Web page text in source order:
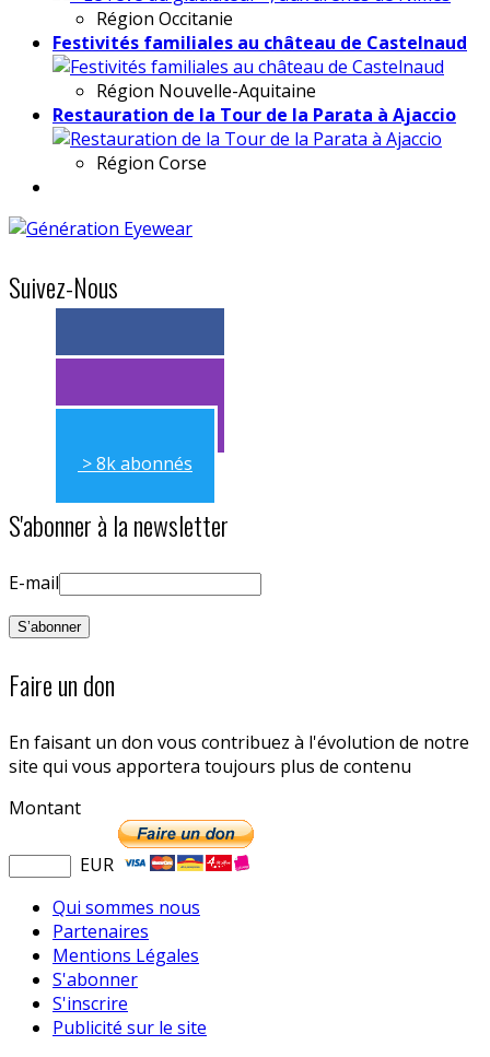
Région Occitanie
Festivités familiales au château de Castelnaud
Région Nouvelle-Aquitaine
Restauration de la Tour de la Parata à Ajaccio
Région Corse
Suivez-Nous
> 11k abonnés
> 11k abonnés
> 8k abonnés
S'abonner à la newsletter
E-mail
Faire un don
En faisant un don vous contribuez à l'évolution de notre
site qui vous apportera toujours plus de contenu
Montant
EUR
Qui sommes nous
Partenaires
Mentions Légales
S'abonner
S'inscrire
Publicité sur le site